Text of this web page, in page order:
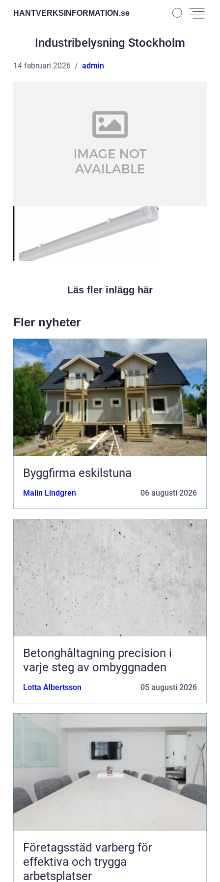
HANTVERKSINFORMATION.se
Industribelysning Stockholm
14 februari 2026 admin
Läs fler inlägg här
Fler nyheter
Byggfirma eskilstuna
Malin Lindgren 06 augusti 2026
Betonghåltagning precision i
varje steg av ombyggnaden
Lotta Albertsson 05 augusti 2026
Företagsstäd varberg för
effektiva och trygga
arbetsplatser